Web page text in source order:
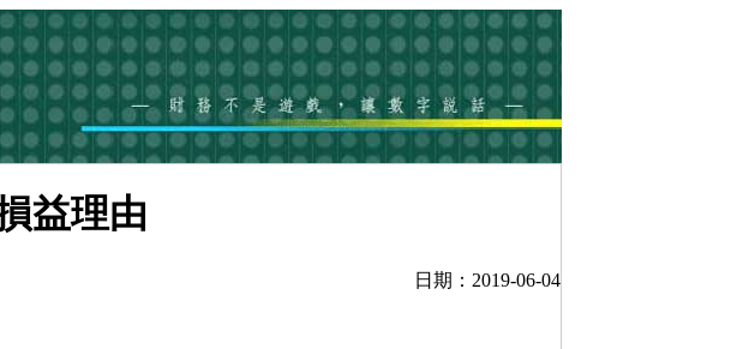
益理由
日期：2019-06-04